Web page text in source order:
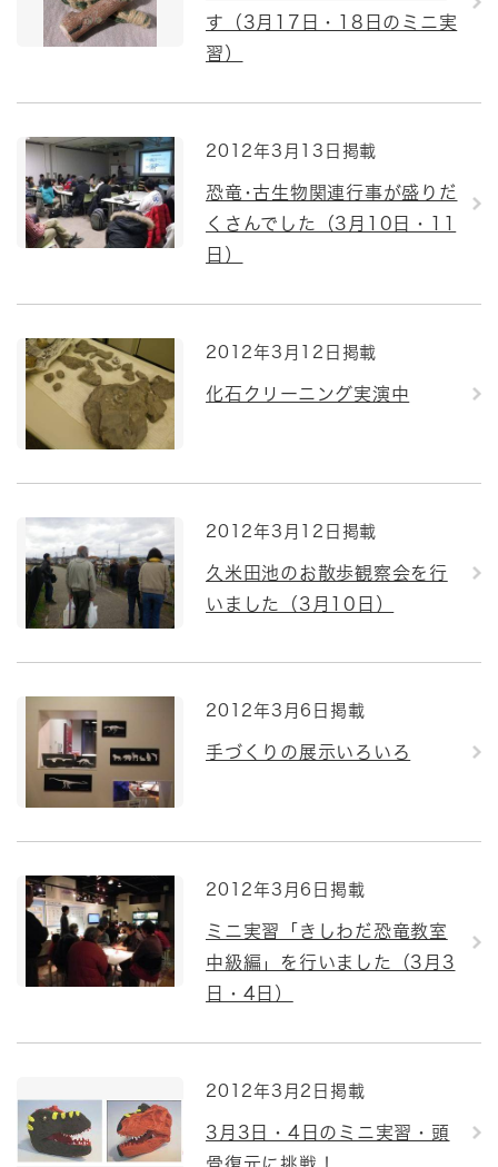
す（3月17日・18日のミニ実
習）
2012年3月13日掲載
恐竜･古生物関連行事が盛りだ
くさんでした（3月10日・11
日）
2012年3月12日掲載
化石クリーニング実演中
2012年3月12日掲載
久米田池のお散歩観察会を行
いました（3月10日）
2012年3月6日掲載
手づくりの展示いろいろ
2012年3月6日掲載
ミニ実習「きしわだ恐竜教室
中級編」を行いました（3月3
日・4日）
2012年3月2日掲載
3月3日・4日のミニ実習・頭